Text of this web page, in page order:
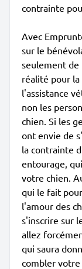
contrainte
Avec
sur le
seulement de
réalité pour la
l'assistance
non les
chien. Si les
ont envie de
la contrainte
entourage,
votre chien.
qui le fait
l'amour des
s'inscrire sur
allez
qui saura
combler votre